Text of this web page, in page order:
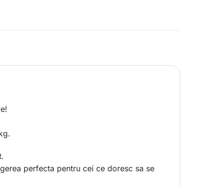
perfecta pentru cei ce doresc sa se